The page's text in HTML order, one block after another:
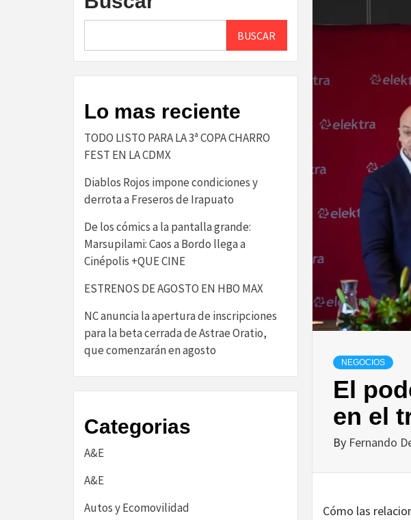
NEGOCIOS
El
en el
By Fernando
Cómo las
BUSCAR
Lo mas reciente
TODO LISTO PARA LA 3ª COPA CHARRO
FEST EN LA CDMX
Diablos Rojos impone condiciones y
derrota a Freseros de Irapuato
De los cómics a la pantalla grande:
Marsupilami: Caos a Bordo llega a
Cinépolis +QUE CINE
ESTRENOS DE AGOSTO EN HBO MAX
NC anuncia la apertura de inscripciones
para la beta cerrada de Astrae Oratio,
que comenzarán en agosto
Categorias
A&E
A&E
Autos y Ecomovilidad